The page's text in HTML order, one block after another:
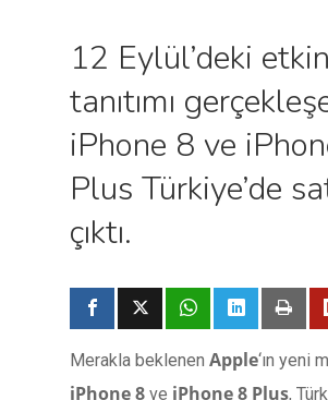
12 Eylül’deki
tanıtımı
iPhone 8 ve
Plus Türkiye’de
çıktı.
Merakla beklenen Apple‘ın yeni
iPhone 8 ve iPhone 8 Plus,